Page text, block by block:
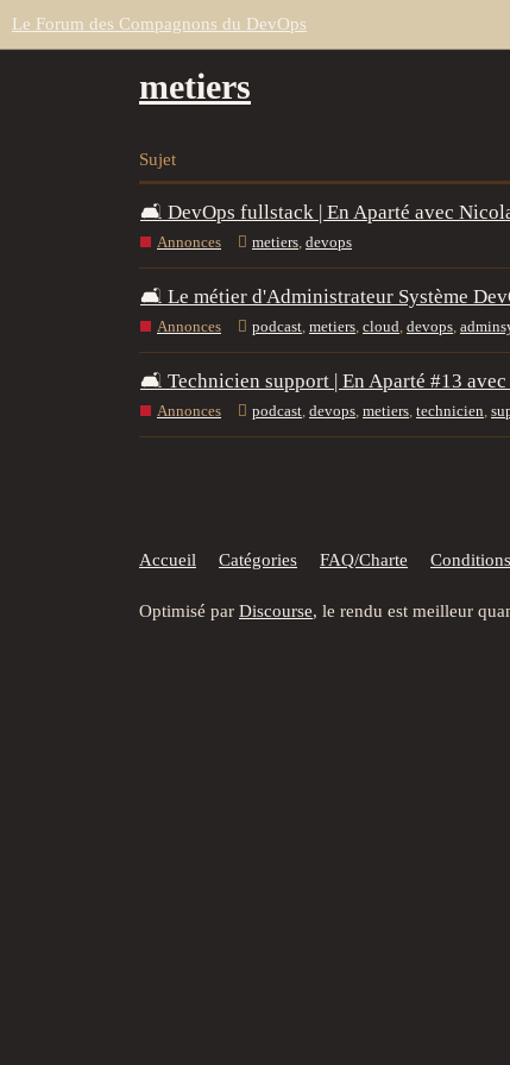
Le Forum des Compagnons du DevOps
metiers
Sujet
🛋️ DevOps fullstack | En Aparté avec
Annonces metiers devops
🛋️ Le métier d'Administrateur Système
Annonces podcast metiers cloud devops
🛋️ Technicien support | En Aparté #13
Annonces podcast devops metiers technicien
Accueil Catégories FAQ/Charte
Optimisé par Discourse, le rendu est meilleur